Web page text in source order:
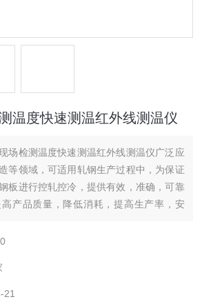
温度快速测温红外线测温仪
场检测温度快速测温红外线测温仪广泛应
等领域，可适用轧钢生产过程中，为保证
板进行控轧控冷，提供有效，准确，可靠
产品质量，降低消耗，提高生产率，安
21